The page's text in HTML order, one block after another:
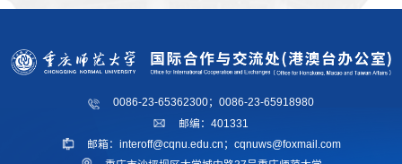
0086-23-65362300；0086-23-65918980
邮编：401331
邮箱：interoff@cqnu.edu.cn；cqnuws@foxmail.com